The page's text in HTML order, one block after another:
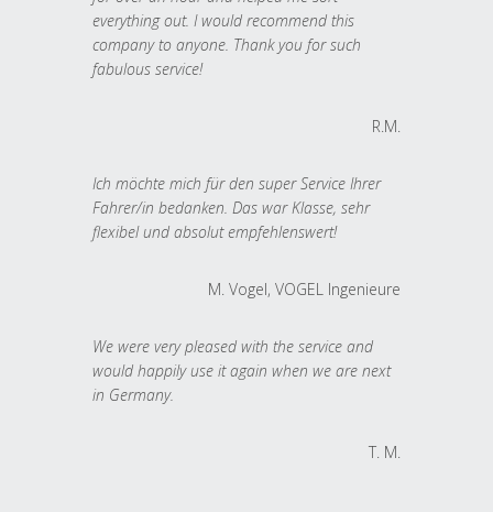
everything out. I would recommend this
company to anyone. Thank you for such
fabulous service!
R.M.
Ich möchte mich für den super Service Ihrer
Fahrer/in bedanken. Das war Klasse, sehr
flexibel und absolut empfehlenswert!
M. Vogel, VOGEL Ingenieure
We were very pleased with the service and
would happily use it again when we are next
in Germany.
T. M.